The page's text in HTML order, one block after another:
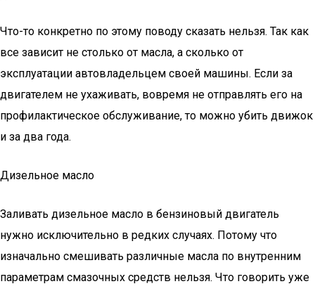
Что-то конкретно по этому поводу сказать нельзя. Так как
все зависит не столько от масла, а сколько от
эксплуатации автовладельцем своей машины. Если за
двигателем не ухаживать, вовремя не отправлять его на
профилактическое обслуживание, то можно убить движок
и за два года.
Дизельное масло
Заливать дизельное масло в бензиновый двигатель
нужно исключительно в редких случаях. Потому что
изначально смешивать различные масла по внутренним
параметрам смазочных средств нельзя. Что говорить уже